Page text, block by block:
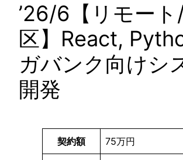
’26/6【リモー
区】React,
ガバンク向けシ
開発
契約額 75万円